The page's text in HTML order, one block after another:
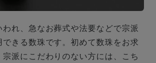
れ、急なお葬式や法要などで宗派
きる数珠です。初めて数珠をお求
派にこだわりのない方には、こち